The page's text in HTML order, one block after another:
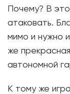
Почему? В
атаковать.
мимо и нужно
же
автономной
К тому же